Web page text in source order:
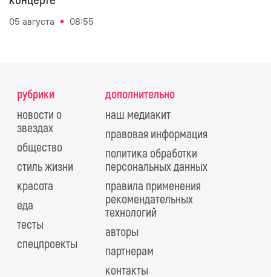
05 августа 08:55
рубрики
новости о
звездах
общество
стиль жизни
красота
еда
тесты
спецпроекты
дополнительно
наш медиакит
правовая информация
политика обработки
персональных данных
правила применения
рекомендательных
технологий
авторы
партнерам
контакты